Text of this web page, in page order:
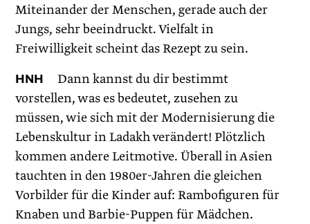
Miteinander der Menschen, gerade auch der
Jungs, sehr beeindruckt. Vielfalt in
Freiwilligkeit scheint das Rezept zu sein.
HNH Dann kannst du dir bestimmt
vorstellen, was es bedeutet, zusehen zu
müssen, wie sich mit der Modernisierung die
Lebenskultur in Ladakh verändert! Plötzlich
kommen andere Leitmotive. Überall in Asien
tauchten in den 1980er-Jahren die gleichen
Vorbilder für die Kinder auf: Rambofiguren für
Knaben und Barbie-Puppen für Mädchen.